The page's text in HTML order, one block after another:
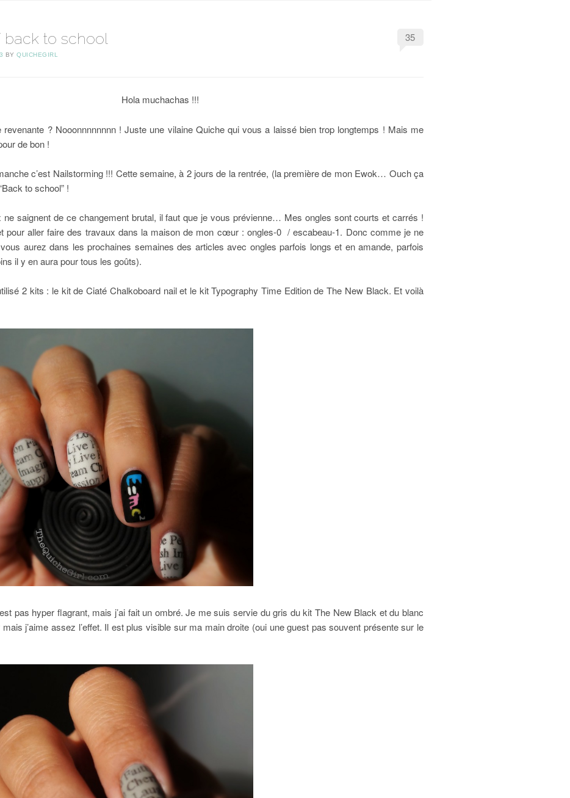
to school
BY QUICHEGIRL
35
Hola muchachas !!!
? Nooonnnnnnnn ! Juste une vilaine Quiche qui vous a laissé bien trop longtemps ! Mais me
de bon !
c’est Nailstorming !!! Cette semaine, à 2 jours de la rentrée, (la première de mon Ewok… Ouch ça
to school” !
ne saignent de ce changement brutal, il faut que je vous prévienne… Mes ongles sont courts et carrés !
pour aller faire des travaux dans la maison de mon cœur : ongles-0 / escabeau-1. Donc comme je ne
aurez dans les prochaines semaines des articles avec ongles parfois longs et en amande, parfois
il y en aura pour tous les goûts).
2 kits : le kit de Ciaté Chalkoboard nail et le kit Typography Time Edition de The New Black. Et voilà
pas hyper flagrant, mais j’ai fait un ombré. Je me suis servie du gris du kit The New Black et du blanc
j’aime assez l’effet. Il est plus visible sur ma main droite (oui une guest pas souvent présente sur le